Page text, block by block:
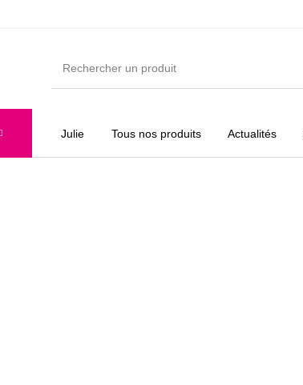
Julie Tous nos produits Actualités